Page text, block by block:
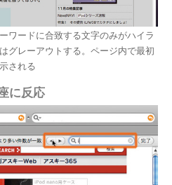
ワードに合致する文字のみがハイラ
グレーアウトする。ページ内で最初
される
に反応